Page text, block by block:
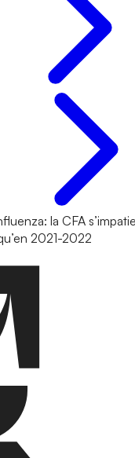
la CFA
2021-2022